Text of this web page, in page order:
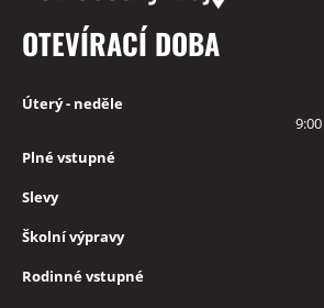
OTEVÍRACÍ DOBA
Úterý - neděle
Plné vstupné
Slevy
Školní výpravy
Rodinné vstupné